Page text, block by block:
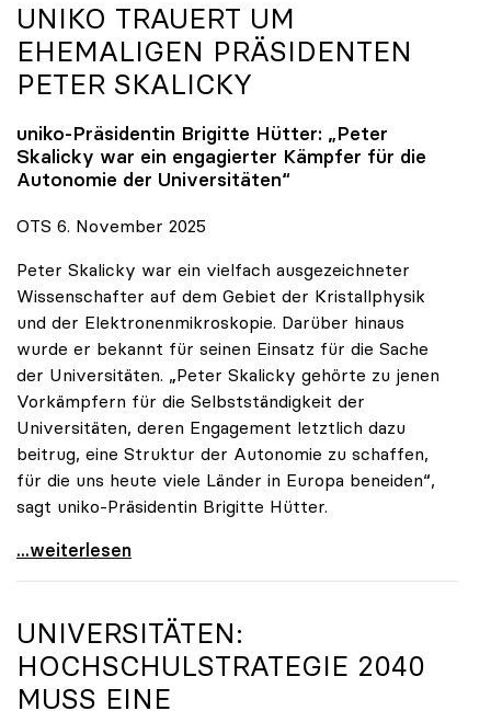
UNIKO TRAUERT UM
EHEMALIGEN PRÄSIDENTEN
PETER SKALICKY
uniko-Präsidentin Brigitte Hütter: „Peter
Skalicky war ein engagierter Kämpfer für die
Autonomie der Universitäten“
OTS 6. November 2025
Peter Skalicky war ein vielfach ausgezeichneter
Wissenschafter auf dem Gebiet der Kristallphysik
und der Elektronenmikroskopie. Darüber hinaus
wurde er bekannt für seinen Einsatz für die Sache
der Universitäten. „Peter Skalicky gehörte zu jenen
Vorkämpfern für die Selbstständigkeit der
Universitäten, deren Engagement letztlich dazu
beitrug, eine Struktur der Autonomie zu schaffen,
für die uns heute viele Länder in Europa beneiden“,
sagt uniko-Präsidentin Brigitte Hütter.
uniko trauert um ehemaligen Präsidenten Peter
...weiterlesen
UNIVERSITÄTEN:
HOCHSCHULSTRATEGIE 2040
MUSS EINE